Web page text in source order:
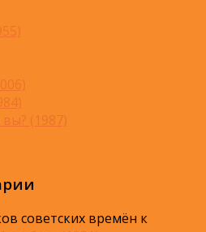
(1987)
советских времён к